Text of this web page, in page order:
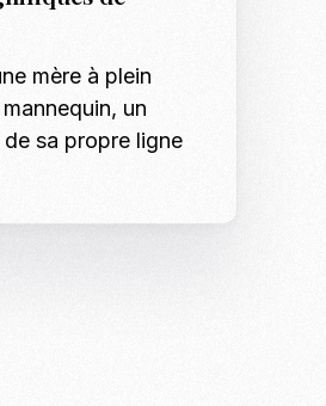
Formation
en Tunisie
mode
mère à plein
un
sa propre ligne